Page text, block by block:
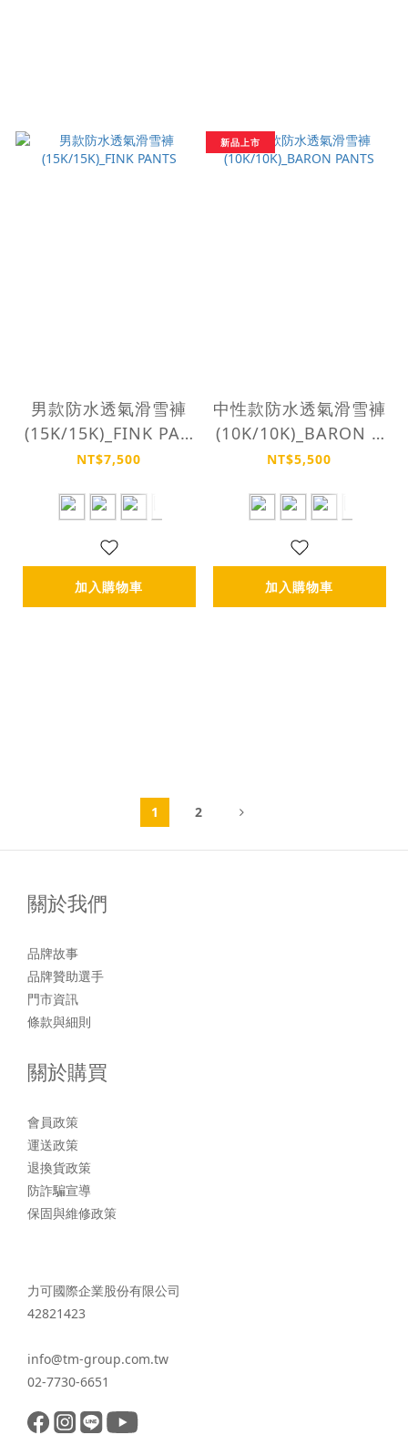
男款防水透氣滑雪褲
(15K/15K)_FINK PAN
TS
NT$7,500
加入購物車
新品上市
中性款防水透氣滑雪褲
(10K/10K)_BARON P
ANTS
NT$5,500
加入購物車
1 2
關於我們
品牌故事
品牌贊助選手
門市資訊
條款與細則
關於購買
會員政策
運送政策
退換貨政策
防詐騙宣導
保固與維修政策
力可國際企業股份有限公司
42821423
info@tm-group.com.tw
02-7730-6651